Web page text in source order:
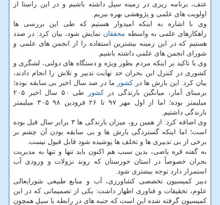
عتف، برنامه ریزی در زمینه سیل داشته باشیم و در این راستا از
اولویت های علمی و پژوهشی بهره ببریم.
وی با اشاره به اینكه امیدوار هستیم كه طی این بررسی ها
راهكارهای علمی به واسطه محققان نمایش شود، بیان كرد: در صدد
هستیم كه در این زمینه بیشترین استفاده را از انجمن های علمی و
شورای انجمن های علمی داشته باشیم.
وی با تاكید بر اینكه مردم بطور ویژه و دستگاه های دولتی، لشگری و
كشوری در كنترل این بحران حد نهایت تدبیر و تلاش را انجام دادند،
بیان كرد: این بارش ها در كشور ما در صد سال اخیر بی سابقه بوده؛
برمبنای آمار، میانگین بارندگی دركشور
طی ۵۰ سال اخیر ۲۰۵
میلیمتر بوده؛ اما از اول مهر ۹۷ تا ۲۶ فرودین ۹۸ ۳۰۵ میلیمتر
بارندگی داشتیم.
وی اضافه كرد: از همین رو، میزان بارندگی ها ۳ برابر سال قبل بوده
است؛ اما اینكه گستردگی بارش ها و بی سابقه بودن آن چشم بر
برخی از بی تدبیری ها و تخلف ها پوشیده شود قابل قبول نیست.
به گفته قره یاضی، بدین سبب هم اكنون باید تنها و تنها به مدیریت
بحران خصوصاً در استان خوزستان كه روند نزولات و ورودی آب
استمرار دارد توجه بیشتری شود.
دبیر كمیسیون تخصصی كشاورزی، آب و منابع طبیعی شورایعالی
علوم، تحقیقات و فناوری اظهار داشت: یكی از تصمیماتی كه در این
كمیسیون گرفته شده این است كه جنبه های در رابطه با سیل همچون